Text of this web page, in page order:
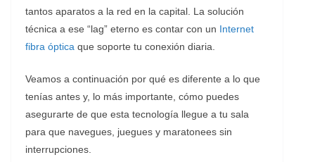
tantos aparatos a la red en la capital. La solución
técnica a ese “lag” eterno es contar con un Internet
fibra óptica que soporte tu conexión diaria.
Veamos a continuación por qué es diferente a lo que
tenías antes y, lo más importante, cómo puedes
asegurarte de que esta tecnología llegue a tu sala
para que navegues, juegues y maratonees sin
interrupciones.